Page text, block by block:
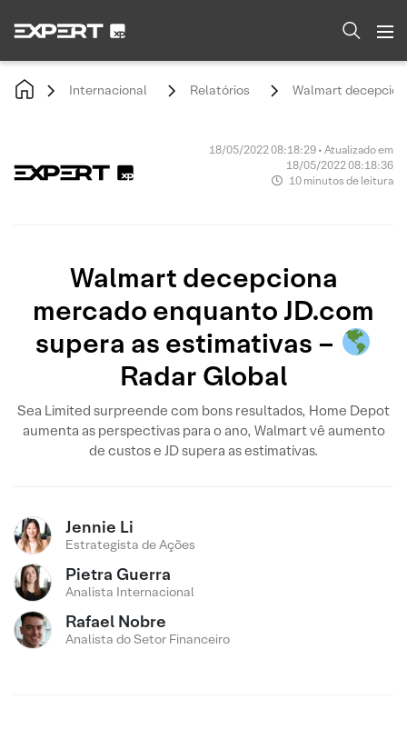
Internacional Relatórios Walmart
18/05/2022 08:18:29 • Atualizado em
18/05/2022 08:18:36
10 minutos de leitura
Walmart decepciona
mercado enquanto JD.com
supera as estimativas –
Radar Global
Sea Limited surpreende com bons resultados, Home Depot
aumenta as perspectivas para o ano, Walmart vê aumento
de custos e JD supera as estimativas.
Jennie Li
Estrategista de Ações
Pietra Guerra
Analista Internacional
Rafael Nobre
Analista do Setor Financeiro